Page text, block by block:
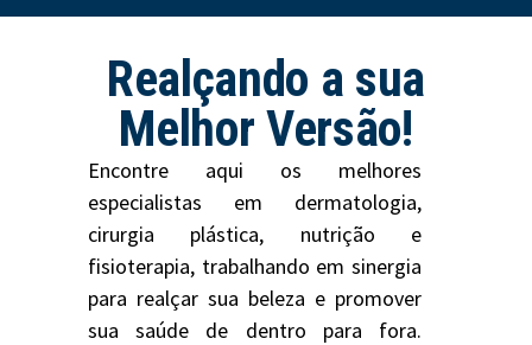
Realçando a sua
Melhor Versão!
Encontre aqui os melhores
especialistas em dermatologia,
cirurgia plástica, nutrição e
fisioterapia, trabalhando em sinergia
para realçar sua beleza e promover
sua saúde de dentro para fora.